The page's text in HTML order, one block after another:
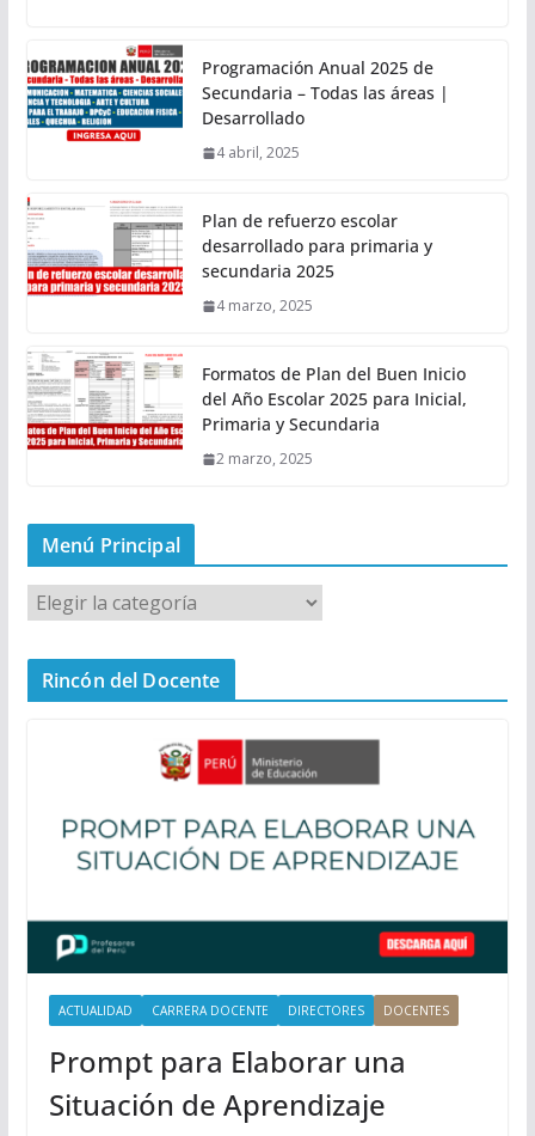
Programación Anual 2025 de
Secundaria – Todas las áreas |
Desarrollado
4 abril, 2025
Plan de refuerzo escolar
desarrollado para primaria y
secundaria 2025
4 marzo, 2025
Formatos de Plan del Buen Inicio
del Año Escolar 2025 para Inicial,
Primaria y Secundaria
2 marzo, 2025
Menú Principal
M
n
a
Rincón del Docente
ACTUALIDAD CARRERA DOCENTE DIRECTORES DOCENTES
Prompt para Elaborar una
Situación de Aprendizaje